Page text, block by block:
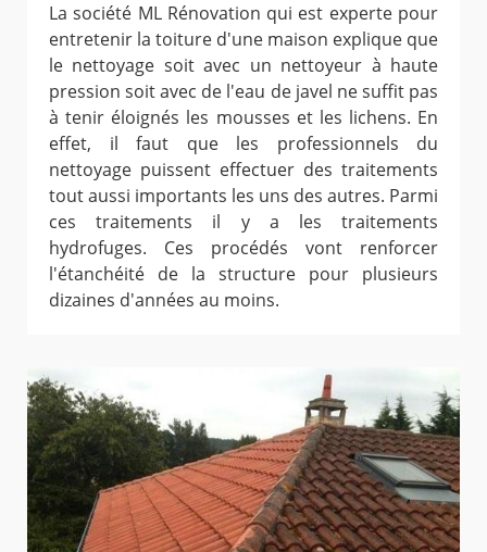
La société ML Rénovation qui est experte pour
entretenir la toiture d'une maison explique que
le nettoyage soit avec un nettoyeur à haute
pression soit avec de l'eau de javel ne suffit pas
à tenir éloignés les mousses et les lichens. En
effet, il faut que les professionnels du
nettoyage puissent effectuer des traitements
tout aussi importants les uns des autres. Parmi
ces traitements il y a les traitements
hydrofuges. Ces procédés vont renforcer
l'étanchéité de la structure pour plusieurs
dizaines d'années au moins.